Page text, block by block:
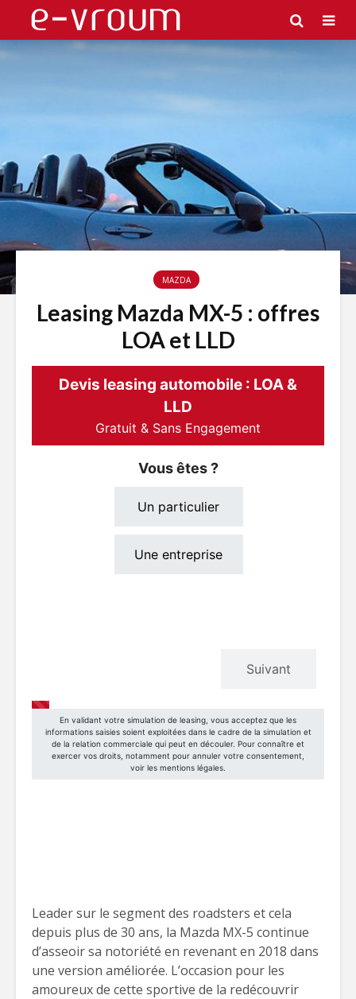
MAZDA
Leasing Mazda MX-5 : offres
LOA et LLD
Leader sur le segment des roadsters et cela
depuis plus de 30 ans, la Mazda MX-5 continue
d’asseoir sa notoriété en revenant en 2018 dans
une version améliorée. L’occasion pour les
amoureux de cette sportive de la redécouvrir